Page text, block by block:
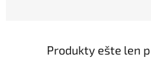
Produkty ešte len